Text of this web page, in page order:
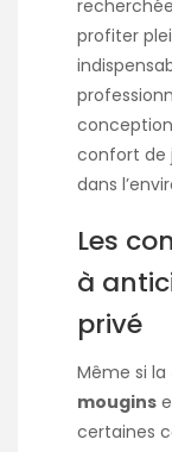
profiter
confort de
dans
Les
à
privé
Même si la
mougins
certaines